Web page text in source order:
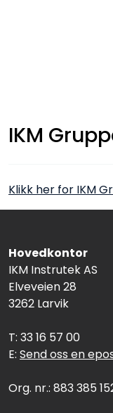
IKM
Klikk her for IKM
Hovedkontor
IKM Instrutek AS
Elveveien 28
3262 Larvik
T: 33 16 57 00
E: Send oss en
Org. nr.: 883 385
Elektronikk
Miljø og sikkerhet
Kalibratorer
Termografi